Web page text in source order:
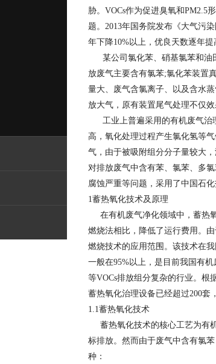
胁。VOCs作为促进臭氧和PM2.5
题。2013年国务院发布《大气污
年下降10%以上，优良天数逐年
某公司氯化苯、硝基氯苯和油
放废气主要含有氯苯;氯化苯装置
量大、废气含氯离子、以及含水
放大气，原有装置尾气处理不仅
工业上普遍采用的有机废气治
高，氧化处理过程产生氯化氢等
气，由于被吸附组分分子量较大
对排放废气中含有苯、氯苯、多
腐蚀严重等问题，采用了中国石
1蓄热氧化技术及原理
在有机废气净化领域中，蓄热
燃烧法相比，降低了运行费用。
燃烧技术的应用范围。该技术在
一般在95%以上，是目前我国有
等VOCs排放组分复杂的行业。根
蓄热氧化治理设备已经超过200套
1.1蓄热氧化技术
蓄热氧化技术的核心工艺为有
标排放。然而由于废气中含有氯
种：